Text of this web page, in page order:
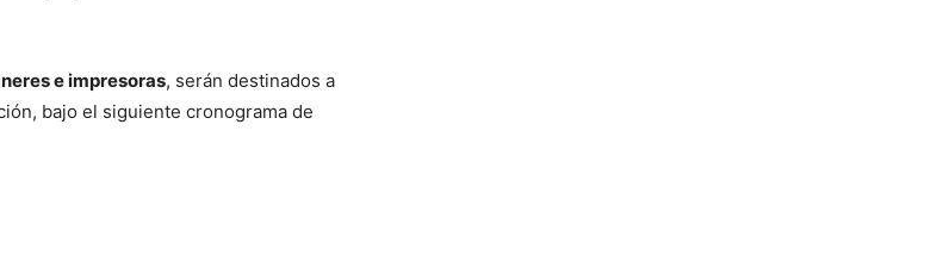
e impresoras, serán destinados a
bajo el siguiente cronograma de